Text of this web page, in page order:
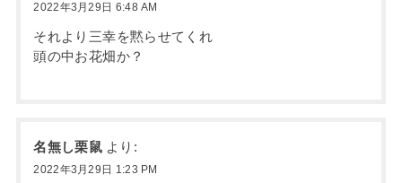
2022年3月29日 6:48 AM
それより三幸を黙らせてくれ
頭の中お花畑か？
名無し栗鼠 より:
2022年3月29日 1:23 PM